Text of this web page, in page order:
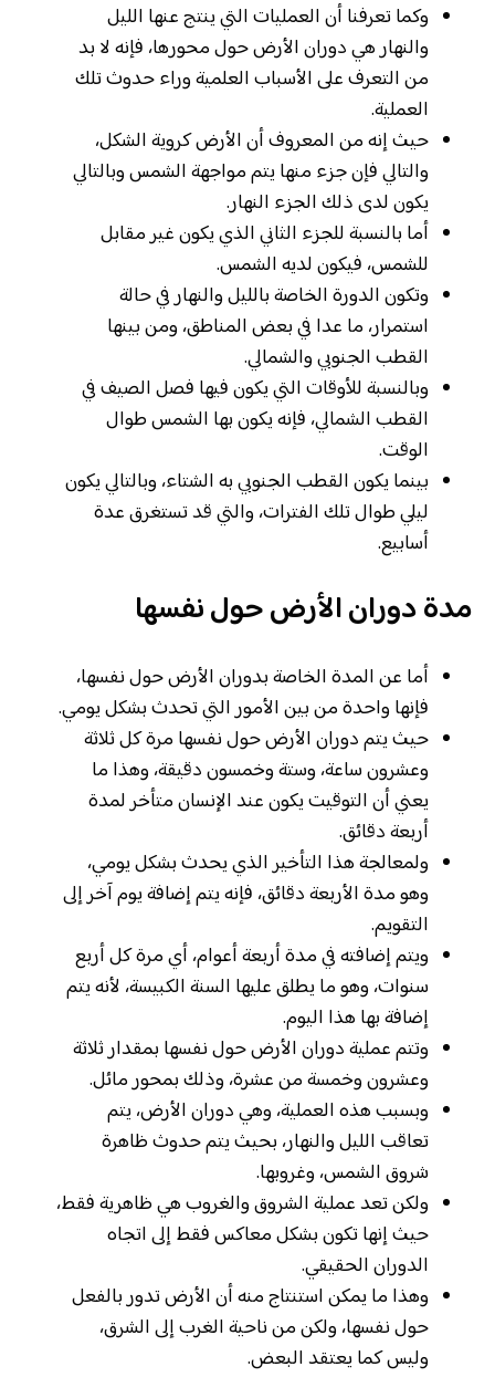
وكما تعرفنا أن العمليات التي ينتج عنها الليل
والنهار هي دوران الأرض حول محورها، فإنه لا بد
من التعرف على الأسباب العلمية وراء حدوث تلك
العملية.
حيث إنه من المعروف أن الأرض كروية الشكل،
والتالي فإن جزء منها يتم مواجهة الشمس وبالتالي
يكون لدى ذلك الجزء النهار.
أما بالنسبة للجزء الثاني الذي يكون غير مقابل
للشمس، فيكون لديه الشمس.
وتكون الدورة الخاصة بالليل والنهار في حالة
استمرار، ما عدا في بعض المناطق، ومن بينها
القطب الجنوبي والشمالي.
وبالنسبة للأوقات التي يكون فيها فصل الصيف في
القطب الشمالي، فإنه يكون بها الشمس طوال
الوقت.
بينما يكون القطب الجنوبي به الشتاء، وبالتالي يكون
ليلي طوال تلك الفترات، والتي قد تستغرق عدة
أسابيع.
مدة دوران الأرض حول نفسها
أما عن المدة الخاصة بدوران الأرض حول نفسها،
فإنها واحدة من بين الأمور التي تحدث بشكل يومي.
حيث يتم دوران الأرض حول نفسها مرة كل ثلاثة
وعشرون ساعة، وستة وخمسون دقيقة، وهذا ما
يعني أن التوقيت يكون عند الإنسان متأخر لمدة
أربعة دقائق.
ولمعالجة هذا التأخير الذي يحدث بشكل يومي،
وهو مدة الأربعة دقائق، فإنه يتم إضافة يوم آخر إلى
التقويم.
ويتم إضافته في مدة أربعة أعوام، أي مرة كل أربع
سنوات، وهو ما يطلق عليها السنة الكبيسة، لأنه يتم
إضافة بها هذا اليوم.
وتتم عملية دوران الأرض حول نفسها بمقدار ثلاثة
وعشرون وخمسة من عشرة، وذلك بمحور مائل.
وبسبب هذه العملية، وهي دوران الأرض، يتم
تعاقب الليل والنهار، بحيث يتم حدوث ظاهرة
شروق الشمس، وغروبها.
ولكن تعد عملية الشروق والغروب هي ظاهرية فقط،
حيث إنها تكون بشكل معاكس فقط إلى اتجاه
الدوران الحقيقي.
وهذا ما يمكن استنتاج منه أن الأرض تدور بالفعل
حول نفسها، ولكن من ناحية الغرب إلى الشرق،
وليس كما يعتقد البعض.